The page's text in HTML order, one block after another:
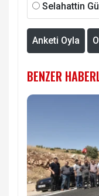
Selahattin
Anketi Oyla
BENZER